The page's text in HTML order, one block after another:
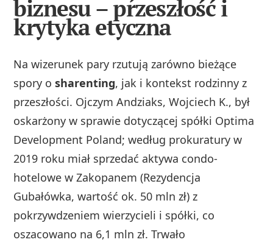
biznesu – przeszłość i
krytyka etyczna
Na wizerunek pary rzutują zarówno bieżące
spory osharenting, jak i kontekst rodzinny z
przeszłości. Ojczym Andziaks, Wojciech K., był
oskarżony w sprawie dotyczącej spółki Optima
Development Poland; według prokuratury w
2019 roku miał sprzedać aktywa condo-
hotelowe w Zakopanem (Rezydencja
Gubałówka, wartość ok. 50 mln zł) z
pokrzywdzeniem wierzycieli i spółki, co
oszacowano na 6,1 mln zł. Trwało